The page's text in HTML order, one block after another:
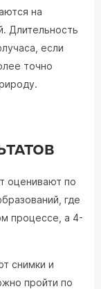
на
Длительность
если
точно
оценивают по
где
процессе, а 4-
снимки и
пройти по